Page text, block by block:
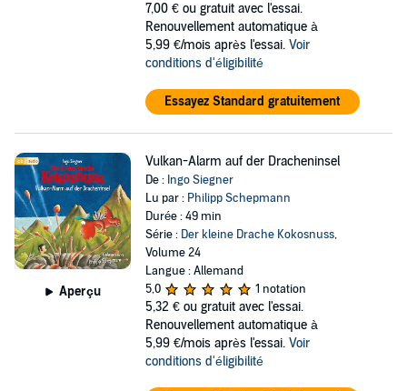
7,00 € ou gratuit avec l'essai.
Renouvellement automatique à
5,99 €/mois après l'essai. Voir
conditions d'éligibilité
Essayez Standard gratuitement
Aperçu
Vulkan-Alarm auf der Dracheninsel
De : Ingo Siegner
Lu par : Philipp Schepmann
Durée : 49 min
Série : Der kleine Drache Kokosnuss,
Volume 24
Langue : Allemand
5,0
1 notation
5,32 € ou gratuit avec l'essai.
Renouvellement automatique à
5,99 €/mois après l'essai. Voir
conditions d'éligibilité